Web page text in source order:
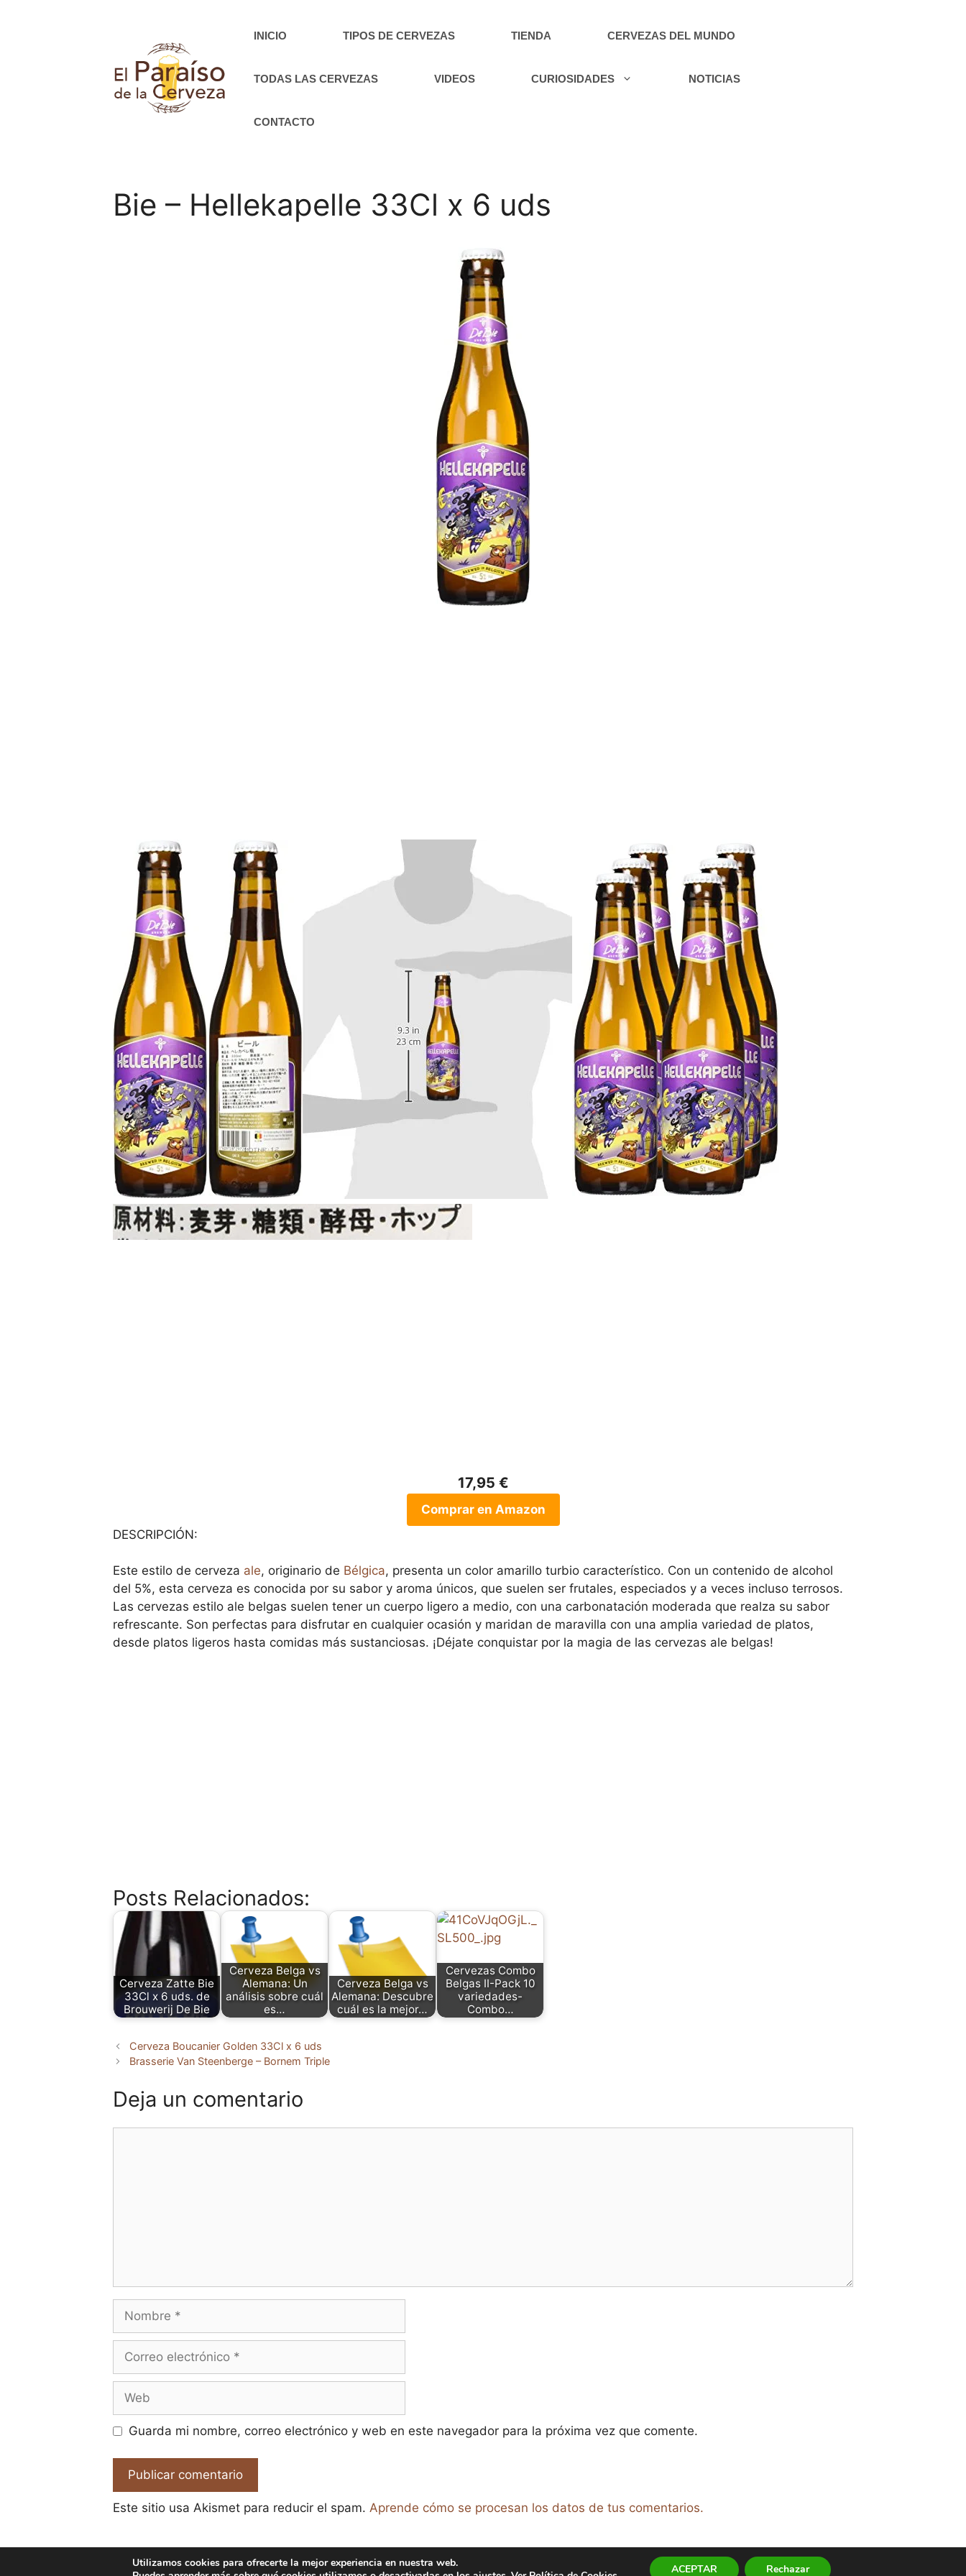
INICIO TIPOS DE CERVEZAS TIENDA CERVEZAS DEL MUNDO
TODAS LAS CERVEZAS VIDEOS CURIOSIDADES NOTICIAS
CONTACTO
Bie – Hellekapelle 33Cl x 6 uds
17,95 €
Comprar en Amazon
DESCRIPCIÓN:
Este estilo de cerveza ale, originario de Bélgica, presenta un color amarillo turbio característico. Con un contenido de alcohol
del 5%, esta cerveza es conocida por su sabor y aroma únicos, que suelen ser frutales, especiados y a veces incluso terrosos.
Las cervezas estilo ale belgas suelen tener un cuerpo ligero a medio, con una carbonatación moderada que realza su sabor
refrescante. Son perfectas para disfrutar en cualquier ocasión y maridan de maravilla con una amplia variedad de platos,
desde platos ligeros hasta comidas más sustanciosas. ¡Déjate conquistar por la magia de las cervezas ale belgas!
Posts Relacionados:
Cerveza Zatte Bie
33Cl x 6 uds. de
Brouwerij De Bie
Cerveza Belga vs
Alemana: Un
análisis sobre cuál
es…
Cerveza Belga vs
Alemana: Descubre
cuál es la mejor…
Cervezas Combo
Belgas II-Pack 10
variedades-
Combo…
Cerveza Boucanier Golden 33Cl x 6 uds
Brasserie Van Steenberge – Bornem Triple
Deja un comentario
electrónico
Guarda mi nombre, correo electrónico y web en este navegador para la próxima vez que comente.
Este sitio usa Akismet para reducir el spam. Aprende cómo se procesan los datos de tus comentarios.
Utilizamos cookies para ofrecerte la mejor experiencia en nuestra web.
ACEPTAR Rechazar